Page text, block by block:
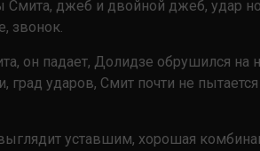
Смита, джеб и двойной джеб, удар
звонок.
он падает, Долидзе обрушился на
ударов, Смит почти не пытается
уставшим, хорошая